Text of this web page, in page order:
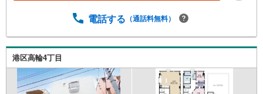
ご提供いたします。◆FPによるライフサポート◆専属ファ
運用・相続など幅広くアドバイスいたします。ご契約前後
を問わず、安心してご利用いただけます。◆安心の環境◆
無料駐車場、キッズスペースを完備し、ご家族でのご来店
も安心です。の体制で皆様の住まい探しをサポートいたし
ます。
電話する （通話料無料）
港区高輪4丁目